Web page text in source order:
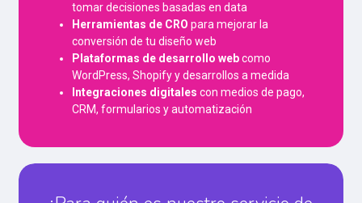
tomar decisiones basadas en data
Herramientas de CRO para mejorar la
conversión de tu diseño web
Plataformas de desarrollo webcomo
WordPress, Shopify y desarrollos a medida
Integraciones digitales con medios de pago,
CRM, formularios y automatización